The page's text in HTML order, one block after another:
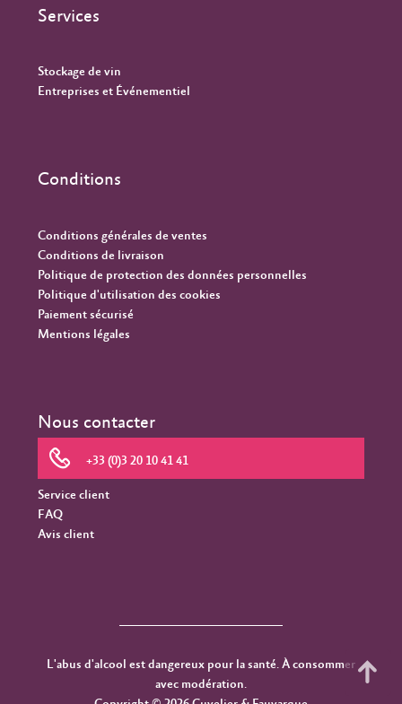
Services
Stockage de vin
Entreprises et Événementiel
Conditions
Conditions générales de ventes
Conditions de livraison
Politique de protection des données personnelles
Politique d'utilisation des cookies
Paiement sécurisé
Mentions légales
Nous contacter
+33 (0)3 20 10 41 41
Service client
FAQ
Avis client
L'abus d'alcool est dangereux pour la santé. À consommer
avec modération.